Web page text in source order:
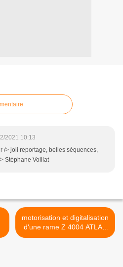
2021 10:13
/> joli reportage, belles séquences,
Stéphane Voillat
motorisation et digitalisation
d'une rame Z 4004 ATLAS
>